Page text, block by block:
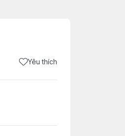
Yêu thích